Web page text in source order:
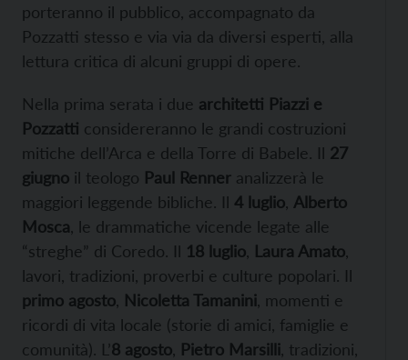
porteranno il pubblico, accompagnato da
Pozzatti stesso e via via da diversi esperti, alla
lettura critica di alcuni gruppi di opere.
Nella prima serata i due architetti Piazzi e
Pozzatti considereranno le grandi costruzioni
mitiche dell’Arca e della Torre di Babele. Il 27
giugno il teologo Paul Renner analizzerà le
maggiori leggende bibliche. Il 4 luglio Alberto
Mosca , le drammatiche vicende legate alle
“streghe” di Coredo. Il 18 luglio Laura Amato
lavori, tradizioni, proverbi e culture popolari. Il
primo agosto Nicoletta Tamanini , momenti e
ricordi di vita locale (storie di amici, famiglie e
comunità). L’8 agosto Pietro Marsilli , tradizioni,